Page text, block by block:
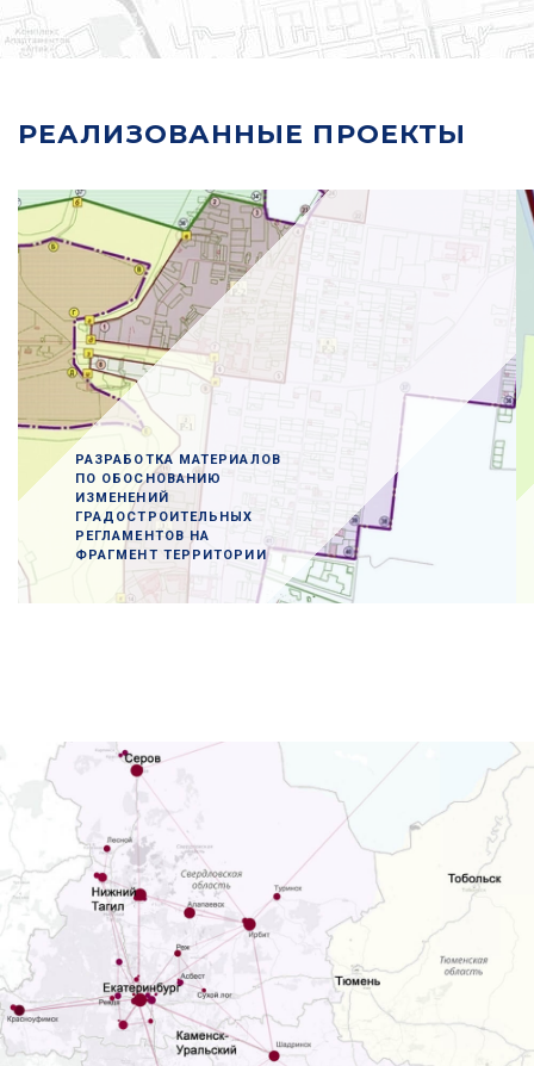
РЕАЛИЗОВАННЫЕ ПРОЕКТЫ
РАЗРАБОТКА МАТЕРИАЛОВ
ПО ОБОСНОВАНИЮ
ИЗМЕНЕНИЙ
ГРАДОСТРОИТЕЛЬНЫХ
РЕГЛАМЕНТОВ НА
ФРАГМЕНТ ТЕРРИТОРИИ